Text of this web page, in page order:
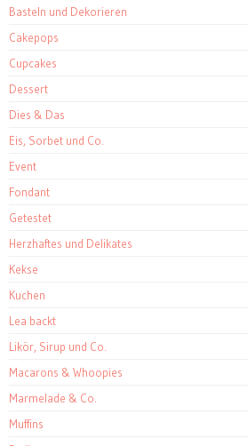
Basteln und Dekorieren
Cakepops
Cupcakes
Dessert
Dies & Das
Eis, Sorbet und Co.
Event
Fondant
Getestet
Herzhaftes und Delikates
Kekse
Kuchen
Lea backt
Likör, Sirup und Co.
Macarons & Whoopies
Marmelade & Co.
Muffins